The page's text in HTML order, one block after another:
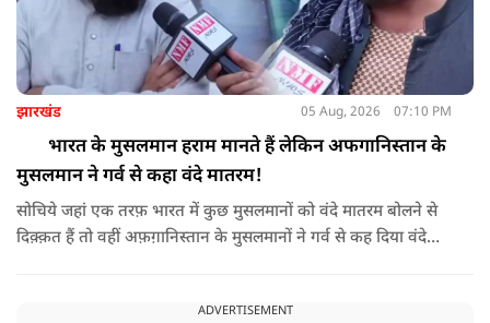
झारखंड 05 Aug, 2026 07:10 PM
भारत के मुसलमान हराम मानते हैं लेकिन अफगानिस्तान के
मुसलमान ने गर्व से कहा वंदे मातरम!
सोचिये जहां एक तरफ़ भारत में कुछ मुसलमानों को वंदे मातरम बोलने से
दिक़्क़त हैं तो वहीं अफ़ग़ानिस्तान के मुसलमानों ने गर्व से कह दिया वंदे
ADVERTISEMENT